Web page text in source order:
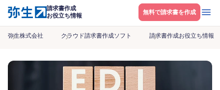
請求書作成
お役立ち情報
無料で請求書を作成 メニ
弥生株式会社 クラウド請求書作成ソフト 請求書作成お役立ち情報